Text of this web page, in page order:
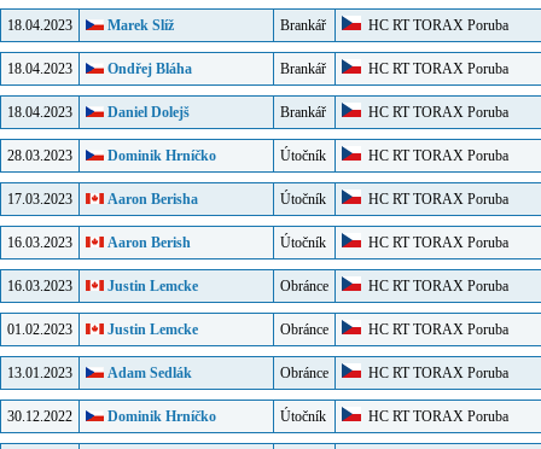
18.04.2023 Marek Slíž Brankář HC RT TORAX Poruba
18.04.2023 Ondřej Bláha Brankář HC RT TORAX Poruba
18.04.2023 Daniel Dolejš Brankář HC RT TORAX Poruba
28.03.2023 Dominik Hrníčko Útočník HC RT TORAX Poruba
17.03.2023 Aaron Berisha Útočník HC RT TORAX Poruba
16.03.2023 Aaron Berish Útočník HC RT TORAX Poruba
16.03.2023 Justin Lemcke Obránce HC RT TORAX Poruba
01.02.2023 Justin Lemcke Obránce HC RT TORAX Poruba
13.01.2023 Adam Sedlák Obránce HC RT TORAX Poruba
30.12.2022 Dominik Hrníčko Útočník HC RT TORAX Poruba